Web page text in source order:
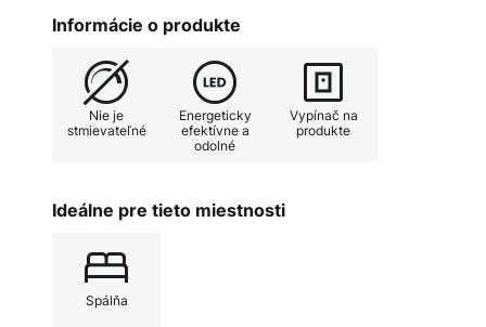
nachádza priamo na uhlovom
jednoducho dosiahnuteľný. To
svietidla Mayar ideálne nástenné
dosahu postele alebo pohovky.
večerné čítanie v uvoľnenej
Informácie o produkte
Nie je
stmievateľné
Energeticky
efektívne a
odolné
Vypínač na
produkte
Ideálne pre tieto miestnosti
Spálňa